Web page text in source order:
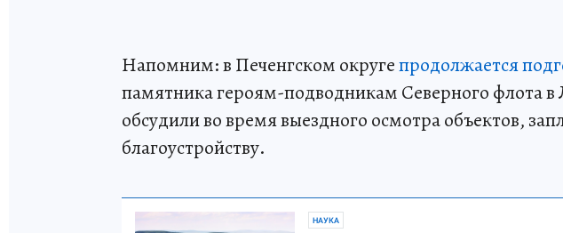
Напомним: в Печенгском округепродолжается
памятника героям-подводникам Северного флота
обсудили во время выездного осмотра объектов,
благоустройству.
НАУКА